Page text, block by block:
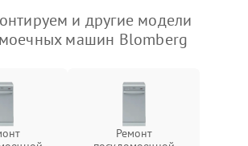
и другие модели
машин Blomberg
Ремонт